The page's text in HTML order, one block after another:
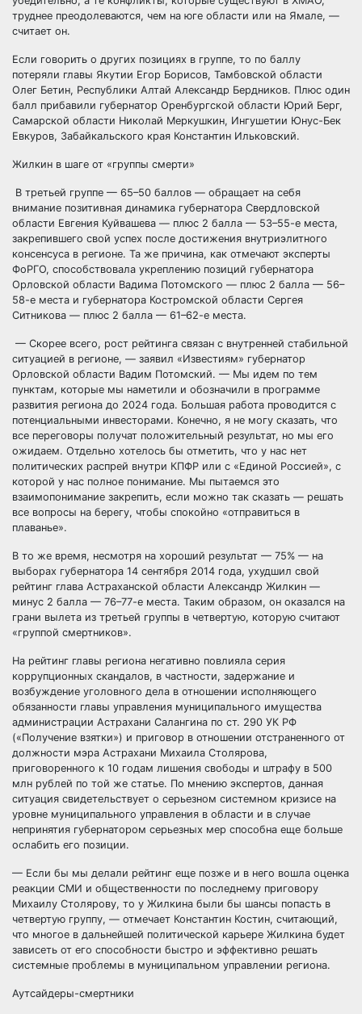
труднее преодолеваются, чем на юге области или на Ямале, —
считает он.
Если говорить о других позициях в группе, то по баллу
потеряли главы Якутии Егор Борисов, Тамбовской области
Олег Бетин, Республики Алтай Александр Бердников. Плюс один
балл прибавили губернатор Оренбургской области Юрий Берг,
Самарской области Николай Меркушкин, Ингушетии Юнус-Бек
Евкуров, Забайкальского края Константин Ильковский.
Жилкин в шаге от «группы смерти»
В третьей группе — 65–50 баллов — обращает на себя
внимание позитивная динамика губернатора Свердловской
области Евгения Куйвашева — плюс 2 балла — 53–55-е места,
закрепившего свой успех после достижения внутриэлитного
консенсуса в регионе. Та же причина, как отмечают эксперты
ФоРГО, способствовала укреплению позиций губернатора
Орловской области Вадима Потомского — плюс 2 балла — 56–
58-е места и губернатора Костромской области Сергея
Ситникова — плюс 2 балла — 61–62-е места.
— Скорее всего, рост рейтинга связан с внутренней стабильной
ситуацией в регионе, — заявил «Известиям» губернатор
Орловской области Вадим Потомский. — Мы идем по тем
пунктам, которые мы наметили и обозначили в программе
развития региона до 2024 года. Большая работа проводится с
потенциальными инвесторами. Конечно, я не могу сказать, что
все переговоры получат положительный результат, но мы его
ожидаем. Отдельно хотелось бы отметить, что у нас нет
политических распрей внутри КПФР или с «Единой Россией», с
которой у нас полное понимание. Мы пытаемся это
взаимопонимание закрепить, если можно так сказать — решать
все вопросы на берегу, чтобы спокойно «отправиться в
плаванье».
В то же время, несмотря на хороший результат — 75% — на
выборах губернатора 14 сентября 2014 года, ухудшил свой
рейтинг глава Астраханской области Александр Жилкин —
минус 2 балла — 76–77-е места. Таким образом, он оказался на
грани вылета из третьей группы в четвертую, которую считают
«группой смертников».
На рейтинг главы региона негативно повлияла серия
коррупционных скандалов, в частности, задержание и
возбуждение уголовного дела в отношении исполняющего
обязанности главы управления муниципального имущества
администрации Астрахани Салангина по ст. 290 УК РФ
(«Получение взятки») и приговор в отношении отстраненного от
должности мэра Астрахани Михаила Столярова,
приговоренного к 10 годам лишения свободы и штрафу в 500
млн рублей по той же статье. По мнению экспертов, данная
ситуация свидетельствует о серьезном системном кризисе на
уровне муниципального управления в области и в случае
непринятия губернатором серьезных мер способна еще больше
ослабить его позиции.
— Если бы мы делали рейтинг еще позже и в него вошла оценка
реакции СМИ и общественности по последнему приговору
Михаилу Столярову, то у Жилкина были бы шансы попасть в
четвертую группу, — отмечает Константин Костин, считающий,
что многое в дальнейшей политической карьере Жилкина будет
зависеть от его способности быстро и эффективно решать
системные проблемы в муниципальном управлении региона.
Аутсайдеры-смертники